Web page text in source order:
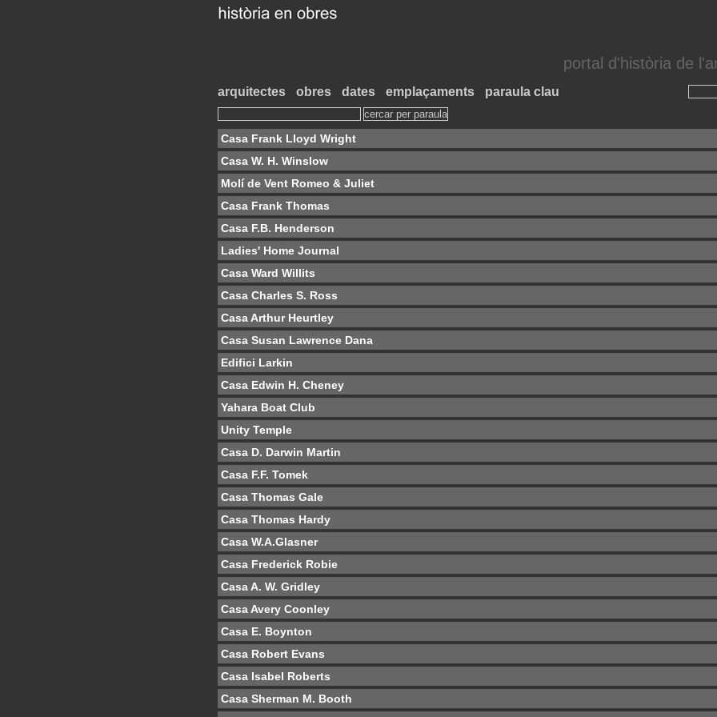
portal d'història de
arquitectes obres dates emplaçaments paraula clau
Casa Frank Lloyd Wright
Casa W. H. Winslow
Molí de Vent Romeo & Juliet
Casa Frank Thomas
Casa F.B. Henderson
Ladies' Home Journal
Casa Ward Willits
Casa Charles S. Ross
Casa Arthur Heurtley
Casa Susan Lawrence Dana
Edifici Larkin
Casa Edwin H. Cheney
Yahara Boat Club
Unity Temple
Casa D. Darwin Martin
Casa F.F. Tomek
Casa Thomas Gale
Casa Thomas Hardy
Casa W.A.Glasner
Casa Frederick Robie
Casa A. W. Gridley
Casa Avery Coonley
Casa E. Boynton
Casa Robert Evans
Casa Isabel Roberts
Casa Sherman M. Booth